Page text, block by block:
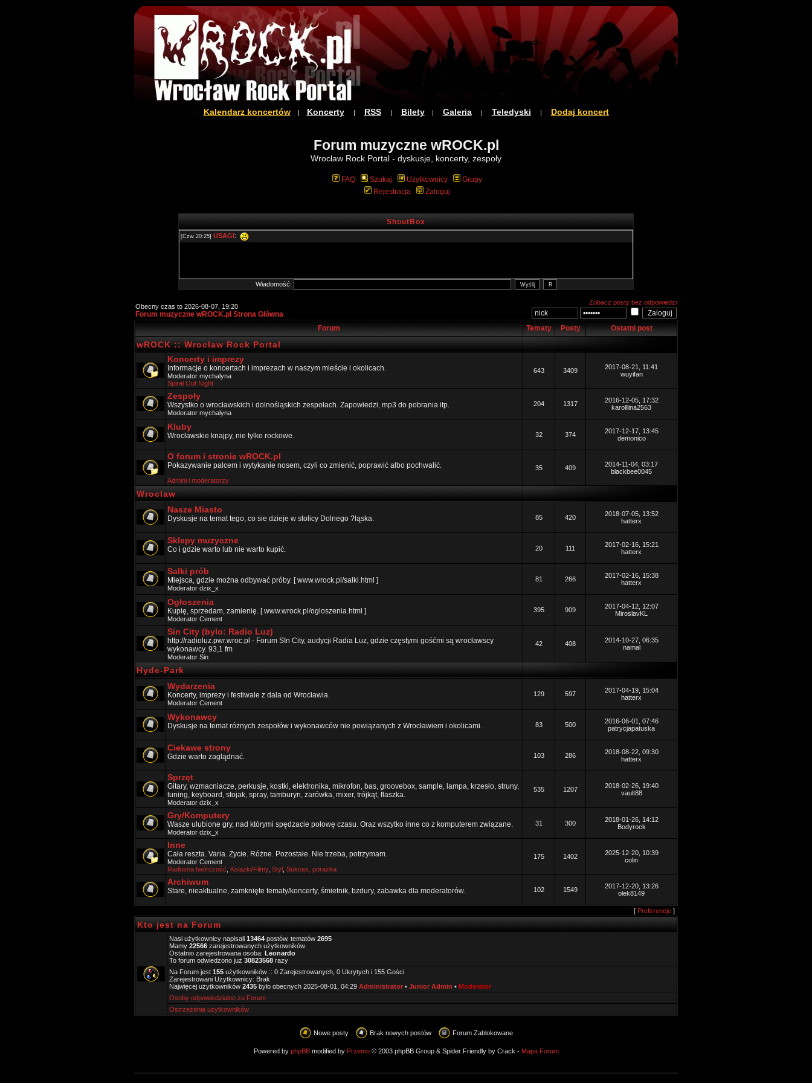
Kalendarz koncertów| Koncerty| RSS| Bilety| Galeria| Teledyski | Dodaj koncert
Forum muzyczne wROCK.pl
Wrocław Rock Portal - dyskusje, koncerty, zespoły
FAQ Szukaj Użytkownicy
Grupy
Rejestracja
Zaloguj
ShoutBox
Wiadomość:
Obecny czas to 2026-08-07, 19:20
Forum muzyczne wROCK.pl Strona Główna
Zobacz posty bez odpowiedzi
Forum Tematy Posty Ostatni post
wROCK :: Wroclaw Rock Portal
Koncerty i imprezy
Informacje o koncertach i imprezach w naszym mieście i okolicach.
Moderator mychalyna
Spiral Out Night
643 3409
2017-08-21, 11:41
wuyifan
Zespoły
Wszystko o wrocławskich i dolnośląskich zespołach. Zapowiedzi, mp3 do pobrania itp.
Moderator mychalyna
204 1317
2016-12-05, 17:32
karolllina2563
Kluby
Wrocławskie knajpy, nie tylko rockowe. 32 374
2017-12-17, 13:45
demonico
O forum i stronie wROCK.pl
Pokazywanie palcem i wytykanie nosem, czyli co zmienić, poprawić albo pochwalić.
Admini i moderatorzy
35 409
2014-11-04, 03:17
blackbee0045
Wroclaw
Nasze Miasto
Dyskusje na temat tego, co sie dzieje w stolicy Dolnego ?ląska. 85 420
2018-07-05, 13:52
hatterx
Sklepy muzyczne
Co i gdzie warto lub nie warto kupić. 20 111
2017-02-16, 15:21
hatterx
Salki prób
Miejsca, gdzie można odbywać próby. [ www.wrock.pl/salki.html ]
Moderator dzix_x
81 266
2017-02-16, 15:38
hatterx
Ogłoszenia
Kupię, sprzedam, zamienię. [ www.wrock.pl/ogloszenia.html ]
Moderator Cement
395 909
2017-04-12, 12:07
MiroslavKL
Sin City (bylo: Radio Luz)
http://radioluz.pwr.wroc.pl - Forum SIn City, audycji Radia Luz, gdzie częstymi gośćmi są wrocławscy
wykonawcy. 93,1 fm
Moderator Sin
42 408
2014-10-27, 06:35
namal
Hyde-Park
Wydarzenia
Koncerty, imprezy i festiwale z dala od Wrocławia.
Moderator Cement
129 597
2017-04-19, 15:04
hatterx
Wykonawcy
Dyskusje na temat różnych zespołów i wykonawców nie powiązanych z Wrocławiem i okolicami. 83 500
2016-06-01, 07:46
patrycjapatuska
Ciekawe strony
Gdzie warto zaglądnać. 103 286
2018-08-22, 09:30
hatterx
Sprzęt
Gitary, wzmacniacze, perkusje, kostki, elektronika, mikrofon, bas, groovebox, sample, lampa, krzesło, struny,
tuning, keyboard, stojak, spray, tamburyn, żarówka, mixer, trójkąt, flaszka.
Moderator dzix_x
535 1207
2018-02-26, 19:40
vault88
Gry/Komputery
Wasze ulubione gry, nad którymi spędzacie połowę czasu. Oraz wszytko inne co z komputerem związane.
Moderator dzix_x
31 300
2018-01-26, 14:12
Bodyrock
Inne
Cała reszta. Varia. Życie. Różne. Pozostałe. Nie trzeba, potrzymam.
Moderator Cement
Radosna twórczość
Ksiązki/Filmy, Styl Sukces, porażka
175 1402
2025-12-20, 10:39
colin
Archiwum
Stare, nieaktualne, zamknięte tematy/koncerty, śmietnik, bzdury, zabawka dla moderatorów. 102 1549
2017-12-20, 13:26
olek8149
[ Preferencje ]
Kto jest na Forum
Nasi użytkownicy napisali 13464 postów, tematów 2695
Mamy 22566 zarejestrowanych użytkowników
Ostatnio zarejestrowana osoba: Leonardo
To forum odwiedzono już 30823568 razy
Na Forum jest 155 użytkowników :: 0 Zarejestrowanych, 0 Ukrytych i 155 Gości
Zarejestrowani Użytkownicy: Brak
Najwięcej użytkowników 2435 było obecnych 2025-08-01, 04:29 Administrator • Junior Admin • Moderator
Osoby odpowiedzialne za Forum
Ostrzeżenia użytkowników
Nowe posty Brak nowych postów Forum Zablokowane
Powered by phpBBmodified by Przemo© 2003 phpBB Group & Spider Friendly by Crack - Mapa Forum